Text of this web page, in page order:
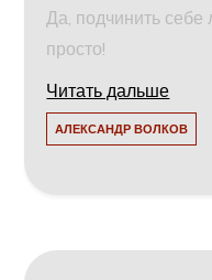
Да, подчинить себе
просто!
Читать дальше
АЛЕКСАНДР ВОЛКОВ